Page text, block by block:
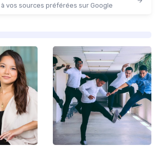
vos sources préférées sur Google